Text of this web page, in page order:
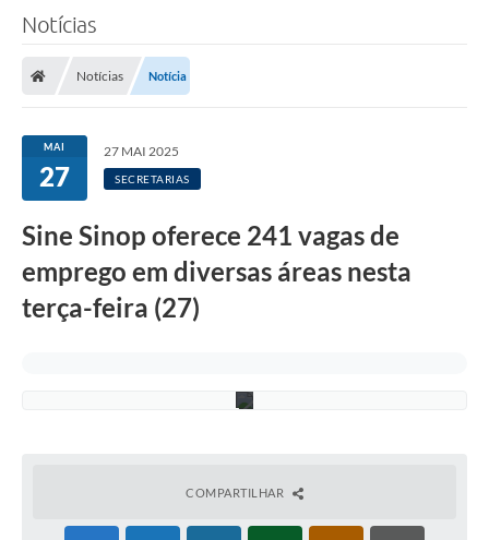
Notícias
Notícias Notícia
MAI
27
27 MAI 2025
SECRETARIAS
Sine Sinop oferece 241 vagas de
emprego em diversas áreas nesta
terça-feira (27)
A
s
e
COMPARTILHAR